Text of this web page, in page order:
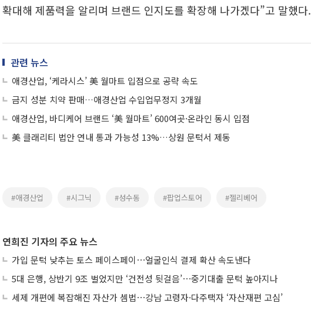
확대해 제품력을 알리며 브랜드 인지도를 확장해 나가겠다”고 말했다.
관련 뉴스
애경산업, ‘케라시스’ 美 월마트 입점으로 공략 속도
금지 성분 치약 판매…애경산업 수입업무정지 3개월
애경산업, 바디케어 브랜드 ‘美 월마트’ 600여곳·온라인 동시 입점
美 클래리티 법안 연내 통과 가능성 13%…상원 문턱서 제동
#애경산업 #시그닉 #성수동 #팝업스토어 #젤리베어
연희진 기자의 주요 뉴스
가입 문턱 낮추는 토스 페이스페이⋯얼굴인식 결제 확산 속도낸다
5대 은행, 상반기 9조 벌었지만 ‘건전성 뒷걸음’⋯중기대출 문턱 높아지나
세제 개편에 복잡해진 자산가 셈법⋯강남 고령자·다주택자 ‘자산재편 고심’